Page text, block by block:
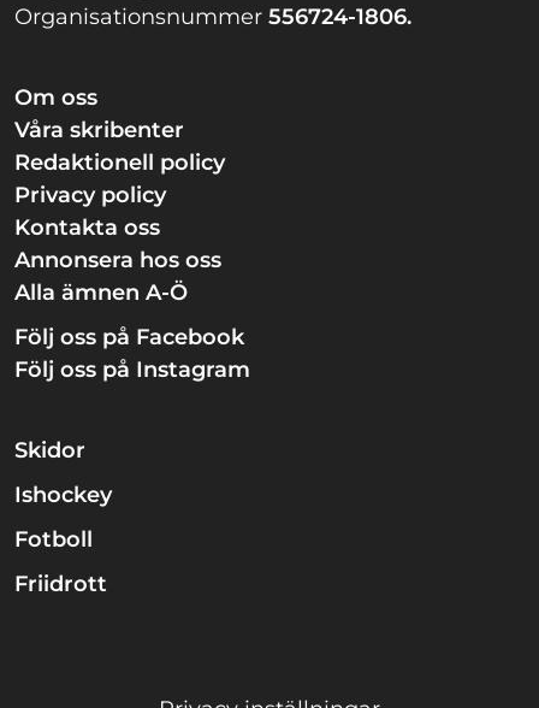
Organisationsnummer 556724-1806.
Om oss
Våra skribenter
Redaktionell policy
Privacy policy
Kontakta oss
Annonsera hos oss
Alla ämnen A-Ö
Följ oss på Facebook
Följ oss på Instagram
Skidor
Ishockey
Fotboll
Friidrott